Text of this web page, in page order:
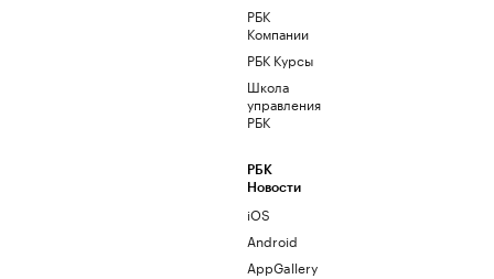
РБК
Компании
РБК Курсы
Школа
управления
РБК
РБК
Новости
iOS
Android
AppGallery